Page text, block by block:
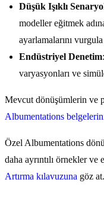
Düşük Işıklı
modeller eğitmek
ayarlamalarını vurgula
Endüstriyel Denetim
varyasyonları ve
Mevcut dönüşümlerin ve
Albumentations
Özel Albumentations
daha ayrıntılı örnekler
Artırma kılavuzuna göz at.